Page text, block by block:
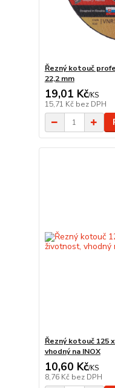
Řezný kotouč
22,2 mm
19,01 Kč/KS
15,71 Kč bez DPH
Řezný kotouč 125
vhodný na INOX
10,60 Kč/KS
8,76 Kč bez DPH